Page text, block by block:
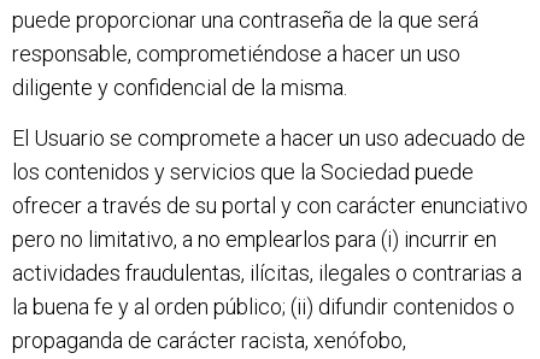
puede proporcionar una contraseña de la que será
responsable, comprometiéndose a hacer un uso
diligente y confidencial de la misma.
El Usuario se compromete a hacer un uso adecuado de
los contenidos y servicios que la Sociedad puede
ofrecer a través de su portal y con carácter enunciativo
pero no limitativo, a no emplearlos para (i) incurrir en
actividades fraudulentas, ilícitas, ilegales o contrarias a
la buena fe y al orden público; (ii) difundir contenidos o
propaganda de carácter racista, xenófobo,